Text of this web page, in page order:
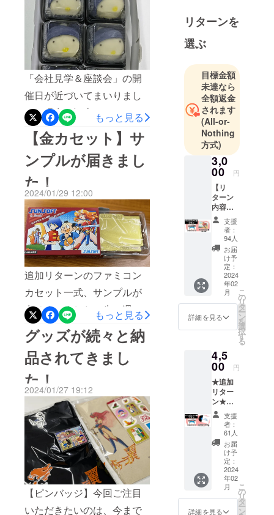
ざいますね。ご支援くだ
さった皆様のおかげで、こ
こまで辿り着けました。本
当にありがとうございま
す！それでは、待ちに待っ
たアナログレコード盤を
さっそく見てまいりましょ
う！確認用に一枚空けさせ
ていただきましたが、お送
りするレコードは一枚一枚
シュリンクされておりま
す。＜ 外観 ＞【 表側 】今
プロジェクトのメインカ
ラーでおなじみのパッケー
ジイラストでございます。
色校正も慎重に行いました
ので、とても鮮やかな仕上
がりとなっております。サ
イズも縦横30cm以上でなか
なかの存在感。お部屋を彩
るアートな一品となるので
はないでしょうか！？【 裏
側 】裏は収録タイトルがデ
ザインされておりますね。
表とは対照的にトーンを抑
えた落ち着いた色調になっ
ております。現在レコード
を手にしている私のテン
ションとは対照的なため、
なんだかソワソワしますの
「会社見学＆座談会」の開
催日が近づいてまいりまし
た。現在、江南のサンソフ
トエリアは準備の真っ最中
でございまして、過去の原
画や資料が棚から出されて
置いてあるため、付近を通
行するにあたり大変気を遣
う緊張状態が続いておりま
す。そんな疲弊したスタッ
フの心を癒してくれる、そ
んなお品が届きました。そ
う、「へべのお饅頭」でご
ざいます！いかがですかこ
の愛くるしさ。一日の疲れ
も吹っ飛んでいくような気
がしませんか！実は先日、
初代へべれけプログラマー
の野村さんのお店「おかし
の乃むら」さんへ取材に
行ってまいりまして、その
時にへべのお饅頭を制作し
ていただきました。野村さ
んインタビュー第二弾
★Youtubeで公開中！ へべ
れけのデザインの裏話！
もっと見る
【金カセット】サ
ンプルが届きまし
た！
2024/01/29 12:00
追加リターンのファミコン
カセット一式、サンプルが
出そろいました！先々週く
らいからサンプルは届き始
めていたのですが、早くお
見せしたくて仕方がなかっ
たのですが、やっぱりある
程度そろってからの方が良
いかもしれない…とずっと
我慢しておりました。それ
が本日解禁となりましたの
で、ひとつひとつご紹介さ
せていただきます！【金カ
セット】まずは主役の金カ
もっと見る
グッズが続々と納
品されてきまし
た！
2024/01/27 19:12
【ピンバッジ】今回ご注目
いただきたいのは、今まで
います。最
新情報は
SUNSOFT公
Check!!
リターンを
選ぶ
目標金額
未達なら
全額返金
されます
(All-or-
Nothing
方式)
3,0
00 円
【リ
ターン
内容】
・クリ
アファ
イル 1
種（全3
種） ・
お礼
メッ
セージ -
-----------
-----------
-----------
-----------
ファイ
ルの詳
細は
「リ
ターン
プラン
のご紹
介」を
ご覧く
ださ
い。
支援
者：
94人
お届
け予
定：
2024
年02
月
詳細を見る
こ
の
リ
タ
ー
ン
を
選
択
す
る
4,5
00 円
★追加
リター
ン★
【サウ
ンドト
ラッ
ク レ
コード
盤プラ
ン】
【リ
ターン
内容】
・サウ
支援
者：
61人
お届
け予
定：
2024
年02
月
詳細を見る
こ
の
リ
タ
ー
ン